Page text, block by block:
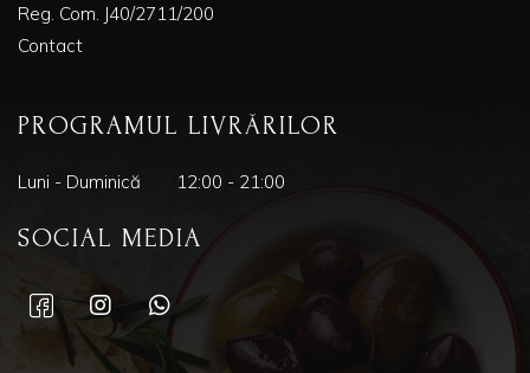
Reg. Com. J40/2711/200
Contact
PROGRAMUL LIVRĂRILOR
Luni - Duminică 12:00 - 21:00
SOCIAL MEDIA